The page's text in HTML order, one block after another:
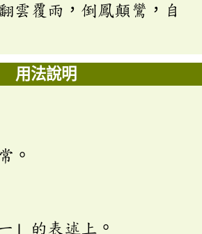
雲覆雨，倒鳳顛鸞，自
用法說明
。
」的表述上。